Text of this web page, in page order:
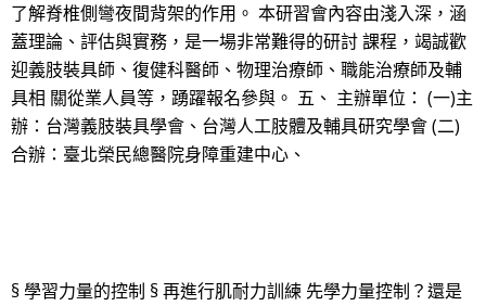
了解脊椎側彎夜間背架的作用。 本研習會內容由淺入深，涵
蓋理論、評估與實務，是一場非常難得的研討 課程，竭誠歡
迎義肢裝具師、復健科醫師、物理治療師、職能治療師及輔
具相 關從業人員等，踴躍報名參與。 五、 主辦單位： (一)主
辦：台灣義肢裝具學會、台灣人工肢體及輔具研究學會 (二)
合辦：臺北榮民總醫院身障重建中心、
§ 學習力量的控制 § 再進行肌耐力訓練 先學力量控制？還是